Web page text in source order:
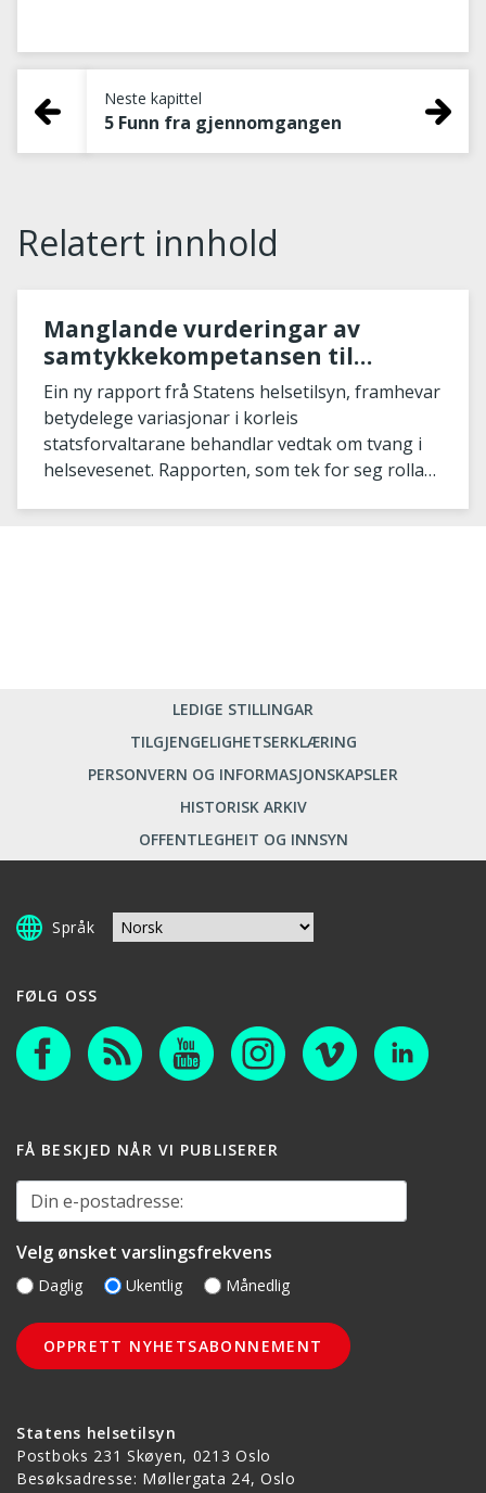
Neste kapittel
5 Funn fra gjennomgangen
Relatert innhold
Manglande vurderingar av
samtykkekompetansen til
pasientar kan føre til ulovleg
bruk av tvang
Ein ny rapport frå Statens helsetilsyn, framhevar
betydelege variasjonar i korleis
statsforvaltarane behandlar vedtak om tvang i
helsevesenet. Rapporten, som tek for seg rolla
LEDIGE STILLINGAR
TILGJENGELIGHETSERKLÆRING
PERSONVERN OG INFORMASJONSKAPSLER
HISTORISK ARKIV
OFFENTLEGHEIT OG INNSYN
Språk
Statens helsetilsyn
Postboks 231 Skøyen, 0213 Oslo
Besøksadresse: Møllergata 24, Oslo
FØLG OSS
FÅ BESKJED NÅR VI PUBLISERER
Din e-postadresse:
Velg ønsket varslingsfrekvens
Daglig Ukentlig Månedlig